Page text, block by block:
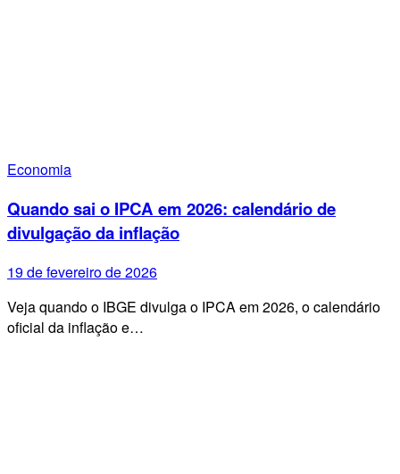
Economia
Quando sai o IPCA em 2026: calendário de
divulgação da inflação
19 de fevereiro de 2026
Veja quando o IBGE divulga o IPCA em 2026, o calendário
oficial da inflação e…